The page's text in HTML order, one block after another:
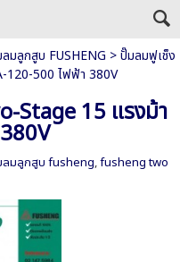
มลูกสูบ FUSHENG >ปั๊มลมฟูเช็ง
120-500 ไฟฟ้า 380V
Stage 15 แรงม้า
มลูกสูบ fusheng,fusheng two